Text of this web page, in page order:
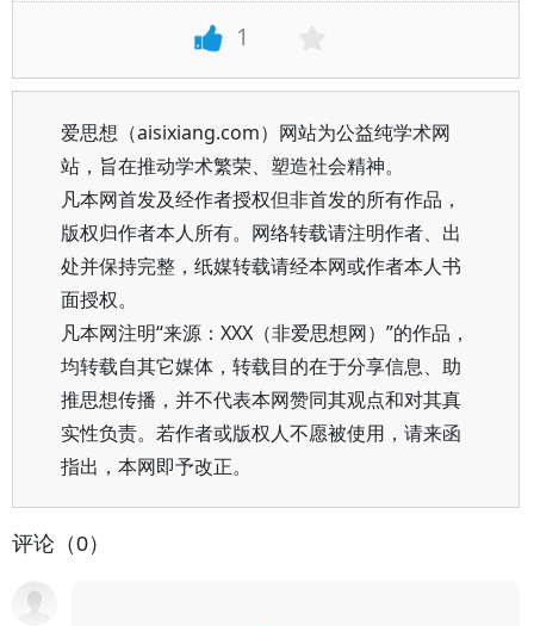
1
爱思想（aisixiang.com）网站为公益纯学术网
站，旨在推动学术繁荣、塑造社会精神。
凡本网首发及经作者授权但非首发的所有作品，
版权归作者本人所有。网络转载请注明作者、出
处并保持完整，纸媒转载请经本网或作者本人书
面授权。
凡本网注明“来源：XXX（非爱思想网）”的作品，
均转载自其它媒体，转载目的在于分享信息、助
推思想传播，并不代表本网赞同其观点和对其真
实性负责。若作者或版权人不愿被使用，请来函
指出，本网即予改正。
评论（0）